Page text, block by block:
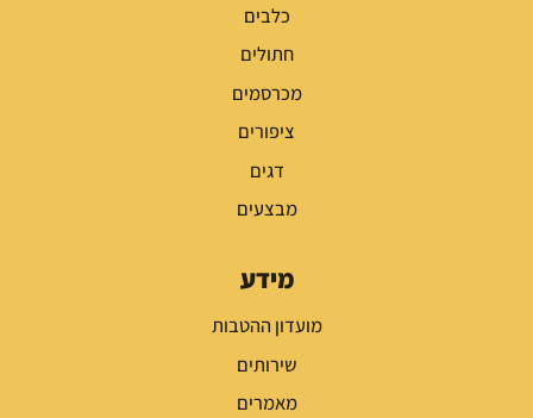
כלבים
חתולים
מכרסמים
ציפורים
דגים
מבצעים
מידע
מועדון ההטבות
שירותים
מאמרים